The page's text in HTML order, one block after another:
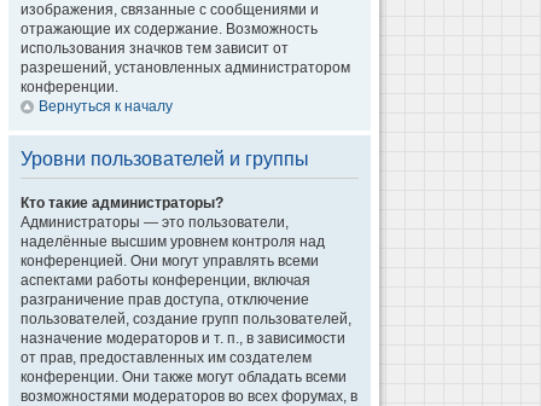
изображения, связанные с сообщениями и
отражающие их содержание. Возможность
использования значков тем зависит от
разрешений, установленных администратором
конференции.
Вернуться к началу
Уровни пользователей и группы
Кто такие администраторы?
Администраторы — это пользователи,
наделённые высшим уровнем контроля над
конференцией. Они могут управлять всеми
аспектами работы конференции, включая
разграничение прав доступа, отключение
пользователей, создание групп пользователей,
назначение модераторов и т. п., в зависимости
от прав, предоставленных им создателем
конференции. Они также могут обладать всеми
возможностями модераторов во всех форумах, в